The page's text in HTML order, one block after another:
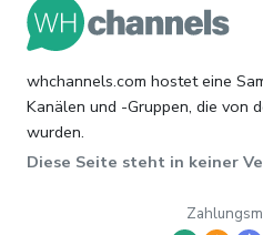
whchannels.com hostet eine
Kanälen und -Gruppen, die von
wurden.
Diese Seite steht in keiner